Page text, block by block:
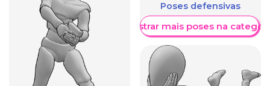
Poses defensivas
Mostrar mais poses na